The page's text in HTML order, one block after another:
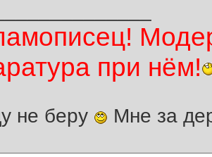
при нём!
не беру Мне за